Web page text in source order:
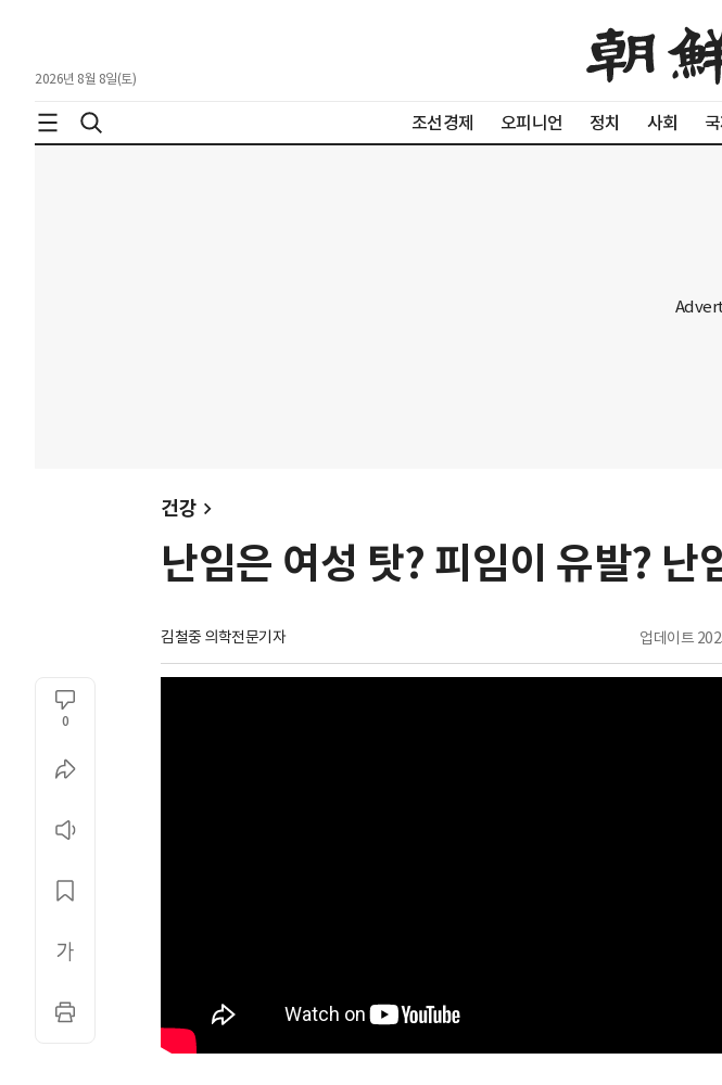
2026년 8월 8일(토)
조선경제 오피니언 정치 사회
건강
난임은 여성 탓? 피임이 유발? 난
김철중 의학전문기자 업데이트
0